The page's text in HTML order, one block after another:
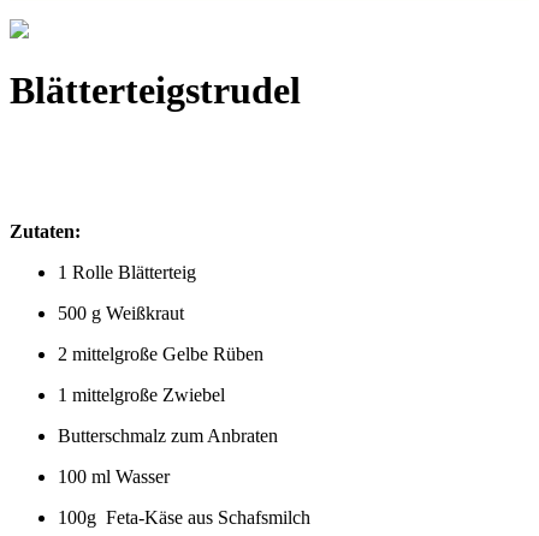
Blätterteigstrudel
Zutaten:
1 Rolle Blätterteig
500 g Weißkraut
2 mittelgroße Gelbe Rüben
1 mittelgroße Zwiebel
Butterschmalz zum Anbraten
100 ml Wasser
100g Feta-Käse aus Schafsmilch